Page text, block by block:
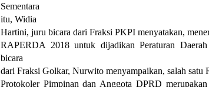
Sementara
itu, Widia
Hartini, juru bicara dari Fraksi PKPI menyatakan,
RAPERDA 2018 untuk dijadikan Peraturan
bicara
dari Fraksi Golkar, Nurwito menyampaikan, salah satu
Protokoler Pimpinan dan Anggota DPRD